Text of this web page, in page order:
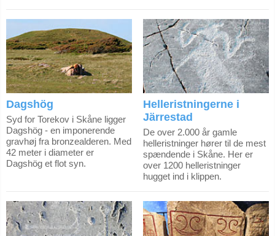
Dagshög
Syd for Torekov i Skåne ligger
Dagshög - en imponerende
gravhøj fra bronzealderen. Med
42 meter i diameter er
Dagshög et flot syn.
Helleristningerne i
Järrestad
De over 2.000 år gamle
helleristninger hører til de mest
spændende i Skåne. Her er
over 1200 helleristninger
hugget ind i klippen.